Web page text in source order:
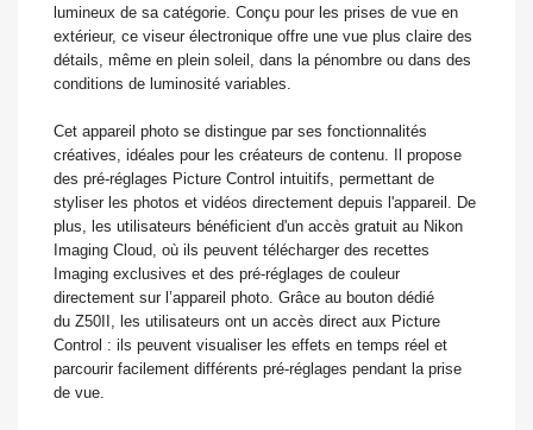
lumineux de sa catégorie. Conçu pour les prises de vue en
extérieur, ce viseur électronique offre une vue plus claire des
détails, même en plein soleil, dans la pénombre ou dans des
conditions de luminosité variables.
Cet appareil photo se distingue par ses fonctionnalités
créatives, idéales pour les créateurs de contenu. Il propose
des pré-réglages Picture Control intuitifs, permettant de
styliser les photos et vidéos directement depuis l'appareil. De
plus, les utilisateurs bénéficient d'un accès gratuit au Nikon
Imaging Cloud, où ils peuvent télécharger des recettes
Imaging exclusives et des pré-réglages de couleur
directement sur l’appareil photo. Grâce au bouton dédié
du Z50II, les utilisateurs ont un accès direct aux Picture
Control : ils peuvent visualiser les effets en temps réel et
parcourir facilement différents pré-réglages pendant la prise
de vue.